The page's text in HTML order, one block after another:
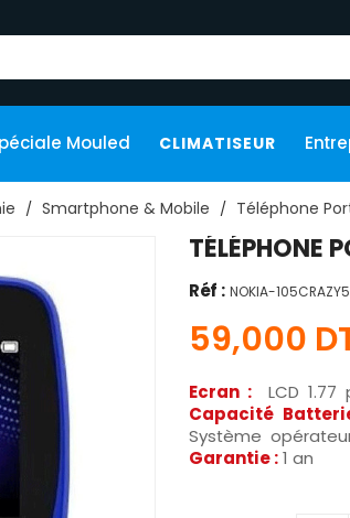
Mouled CLIMATISEUR
Smartphone & Mobile Téléphone
TÉLÉPHONE
Réf : NOKIA-
59,000
Ecran :LCD 1.77
Capacité
Système
Garantie :1 an